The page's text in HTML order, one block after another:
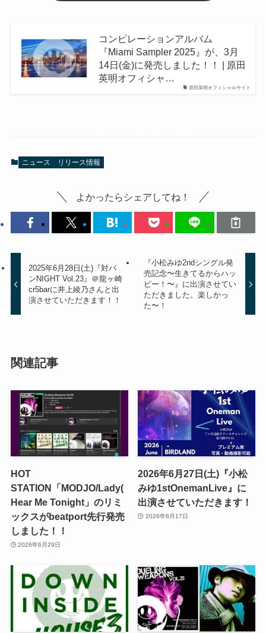
原田英明オフィシャルサイト
コンピレーションアルバム
『Miami Sampler 2025』が、3月
14日(金)に発売しました！！ | 原田
英明オフィシャ…
ニュース リリース情報
よかったらシェアしてね！
2025年6月28日(土)『対バ
ンNIGHT Vol.23』＠龍ヶ崎
cr5barに井上綾乃さんと出
演させていただきます！！
『小松みゆ2ndシングル発
売記念〜生きてるからハッ
ピー！〜』に出演させてい
ただきました。楽しかっ
た〜！
関連記事
HOT
STATION「MODJO/Lady(
Hear Me Tonight」のリミ
ックスがbeatport先行発売
しました！！
2026年6月29日
2026年6月27日(土)『小松
みゆ1stOnemanLive』に
出演させていただきます！
2026年6月17日